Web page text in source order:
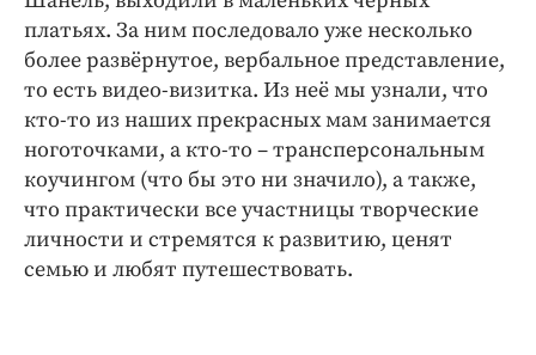
платьях. За ним последовало уже несколько
более развёрнутое, вербальное представление,
то есть видео-визитка. Из неё мы узнали, что
кто-то из наших прекрасных мам занимается
ноготочками, а кто-то – трансперсональным
коучингом (что бы это ни значило), а также,
что практически все участницы творческие
личности и стремятся к развитию, ценят
семью и любят путешествовать.